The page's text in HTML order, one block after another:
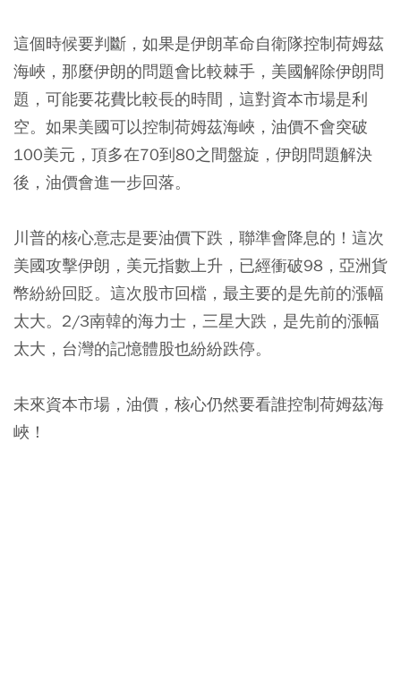
這個時候要判斷，如果是伊朗革命自衛隊控制荷姆茲
海峽，那麼伊朗的問題會比較棘手，美國解除伊朗問
題，可能要花費比較長的時間，這對資本市場是利
空。如果美國可以控制荷姆茲海峽，油價不會突破
100美元，頂多在70到80之間盤旋，伊朗問題解決
後，油價會進一步回落。
川普的核心意志是要油價下跌，聯準會降息的！這次
美國攻擊伊朗，美元指數上升，已經衝破98，亞洲貨
幣紛紛回貶。這次股市回檔，最主要的是先前的漲幅
太大。2/3南韓的海力士，三星大跌，是先前的漲幅
太大，台灣的記憶體股也紛紛跌停。
未來資本市場，油價，核心仍然要看誰控制荷姆茲海
峽！